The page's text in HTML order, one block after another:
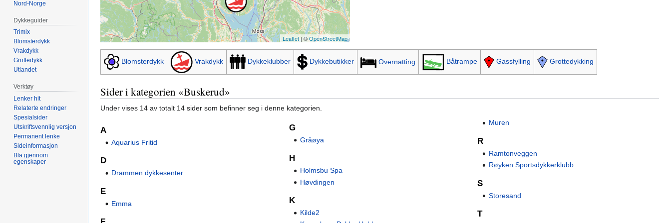
Leaflet| ©OpenStreetMap
Blomsterdykk Vrakdykk Dykkeklubber Dykkebutikker Overnatting Båtrampe Gassfylling Grottedykking
Sider i kategorien «Buskerud»
Under vises 14 av totalt 14 sider som befinner seg i denne kategorien.
A
Aquarius Fritid
D
Drammen dykkesenter
E
Emma
G
Gråøya
H
Holmsbu Spa
Høvdingen
K
Kilde2
Muren
R
Ramtonveggen
Røyken Sportsdykkerklubb
S
Storesand
T
Nord-Norge
Dykkeguider
Trimix
Blomsterdykk
Vrakdykk
Grottedykk
Utlandet
Verktøy
Lenker hit
Relaterte endringer
Spesialsider
Utskriftsvennlig versjon
Permanent lenke
Sideinformasjon
Bla gjennom
egenskaper